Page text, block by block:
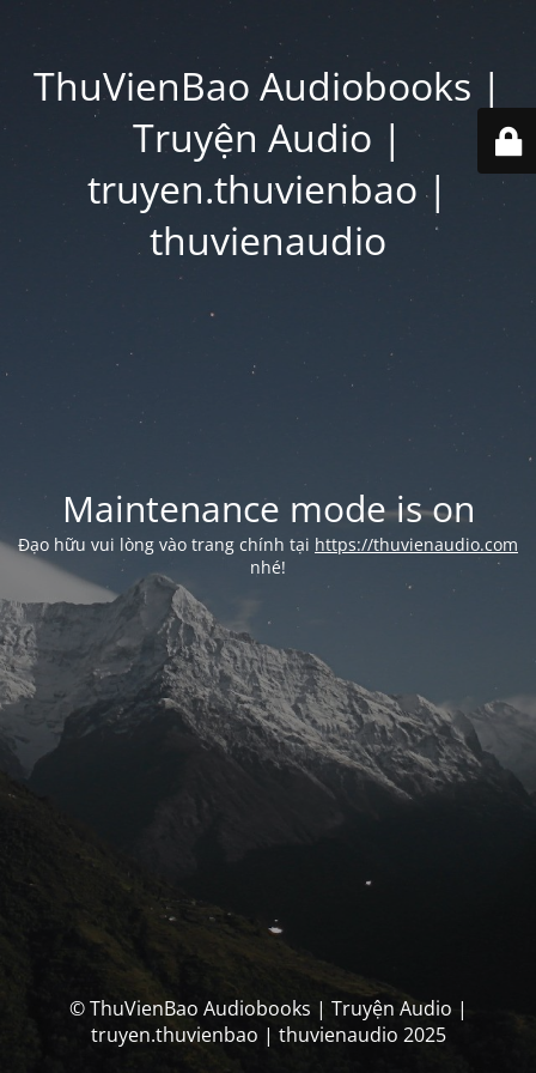
ThuVienBao Audiobooks |
Truyện Audio |
truyen.thuvienbao |
thuvienaudio
Maintenance mode is on
Đạo hữu vui lòng vào trang chính tại https://thuvienaudio.com
nhé!
© ThuVienBao Audiobooks | Truyện Audio |
truyen.thuvienbao | thuvienaudio 2025